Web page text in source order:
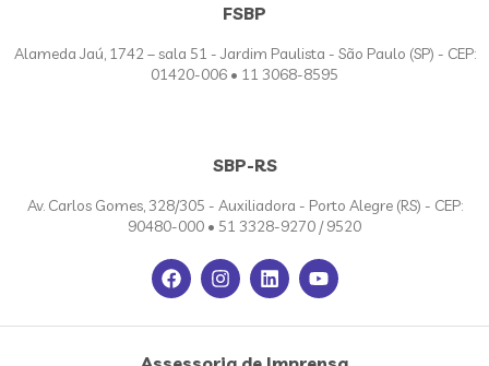
FSBP
Alameda Jaú, 1742 – sala 51 - Jardim Paulista - São Paulo (SP) - CEP:
01420-006 • 11 3068-8595
SBP-RS
Av. Carlos Gomes, 328/305 - Auxiliadora - Porto Alegre (RS) - CEP:
90480-000 • 51 3328-9270 / 9520